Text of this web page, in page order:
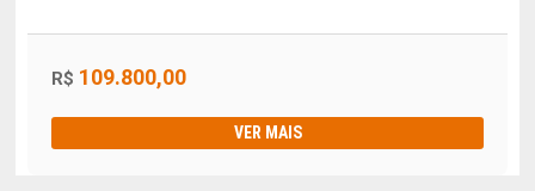
R$ 109.800,00
VER MAIS